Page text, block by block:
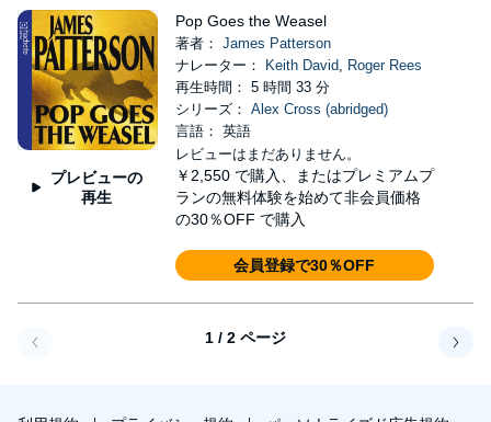
プレビューの
再生
Pop Goes the Weasel
著者： James Patterson
ナレーター：
Keith David, Roger Rees
再生時間： 5 時間 33 分
シリーズ： Alex Cross (abridged)
言語： 英語
レビューはまだありません。
￥2,550 で購入、またはプレミアムプ
ランの無料体験を始めて非会員価格
の30％OFF で購入
会員登録で30％OFF
1 / 2 ページ